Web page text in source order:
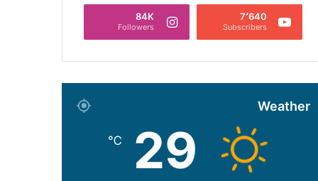
7٬640
Subscribers
84K
Followers
Weather
29
℃